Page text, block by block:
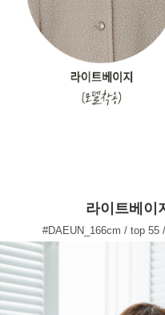
라이트베이
#DAEUN_166cm / top 55